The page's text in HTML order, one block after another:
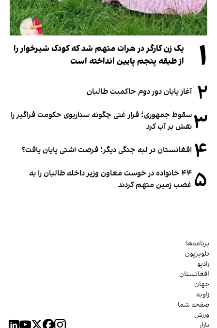
۱
یک زن کارگر در هرات متهم شد که کودک شیرخوار را
از طبقه پنجم پایین انداخته است
۲ آغاز پایان دور دوم حاکمیت طالبان
۳سقوط جمهوری؛ فرار غنی چگونه سناریوی حکومت فراگیر را
نقش بر آب کرد
۴ افغانستان در لبه جنگی دیگر؛ فرصت آشتی پایان یافت؟
۵
۴۴ خانواده در خوست معاون وزیر داخله طالبان را به
غصب زمین متهم کردند
برنامه‌ها
تلویزیون
رادیو
افغانستان
جهان
زاویه
صفحه شما
ورزش
بازار